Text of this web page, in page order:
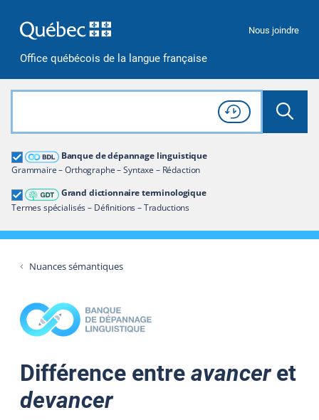
Office québécois de la langue française
Nous joindre
Rechercher dans tout le site
Lancer
Consulter l'
Historique
de recherche
Banque de dépannage linguistique
Grammaire – Orthographe – Syntaxe – Rédaction
Grand dictionnaire terminologique
Termes spécialisés – Définitions – Traductions
Grand dictionnaire terminologique
Restreindre aux termes
Nuances sémantiques
Différence entre avanceret
devancer